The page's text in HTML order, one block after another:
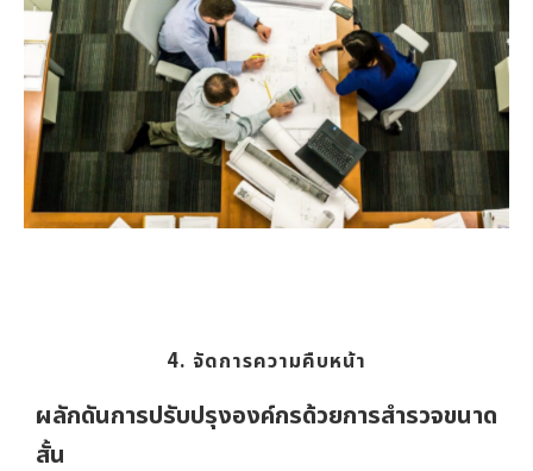
4. จัดการความคืบหน้า
ผลักดันการปรับปรุงองค์กรด้วยการสำรวจขนาด
สั้น